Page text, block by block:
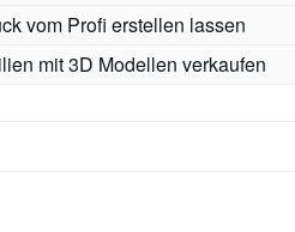
vom Profi erstellen lassen
mit 3D Modellen verkaufen